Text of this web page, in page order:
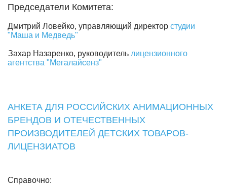
Председатели Комитета:
Дмитрий Ловейко, управляющий директор студии
"Маша и Медведь"
Захар Назаренко, руководитель лицензионного
агентства "Мегалайсенз"
АНКЕТА ДЛЯ РОССИЙСКИХ АНИМАЦИОННЫХ
БРЕНДОВ И ОТЕЧЕСТВЕННЫХ
ПРОИЗВОДИТЕЛЕЙ ДЕТСКИХ ТОВАРОВ-
ЛИЦЕНЗИАТОВ
Справочно: